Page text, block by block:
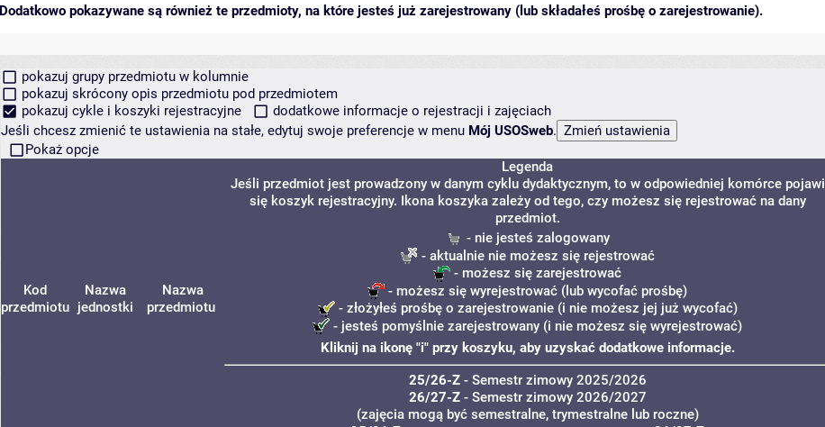
Dodatkowo pokazywane są również te przedmioty, na które jesteś już zarejestrowany (lub składałeś prośbę o zarejestrowanie).
pokazuj grupy przedmiotu w kolumnie
pokazuj skrócony opis przedmiotu pod przedmiotem
pokazuj cykle i koszyki rejestracyjne
dodatkowe informacje o rejestracji i zajęciach
Jeśli chcesz zmienić te ustawienia na stałe, edytuj swoje preferencje w menu Mój USOSweb.
Pokaż opcje
Kod
przedmiotu
Nazwa
jednostki
Nazwa
przedmiotu
Legenda
Jeśli przedmiot jest prowadzony w danym cyklu dydaktycznym, to w odpowiedniej komórce pojawi
się koszyk rejestracyjny. Ikona koszyka zależy od tego, czy możesz się rejestrować na dany
przedmiot.
- nie jesteś zalogowany
- aktualnie nie możesz się rejestrować
- możesz się zarejestrować
- możesz się wyrejestrować (lub wycofać prośbę)
- złożyłeś prośbę o zarejestrowanie (i nie możesz jej już wycofać)
- jesteś pomyślnie zarejestrowany (i nie możesz się wyrejestrować)
Kliknij na ikonę "i" przy koszyku, aby uzyskać dodatkowe informacje.
25/26-Z- Semestr zimowy 2025/2026
26/27-Z- Semestr zimowy 2026/2027
(zajęcia mogą być semestralne, trymestralne lub roczne)